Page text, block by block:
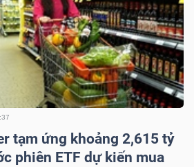
tạm ứng khoảng 2,615 tỷ
phiên ETF dự kiến mua